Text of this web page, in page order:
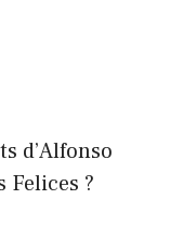
d’Alfonso
Felices ?